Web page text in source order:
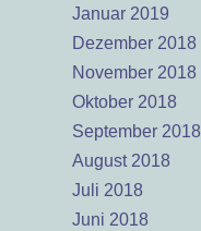
Januar 2019
Dezember 2018
November 2018
Oktober 2018
September 2018
August 2018
Juli 2018
Juni 2018